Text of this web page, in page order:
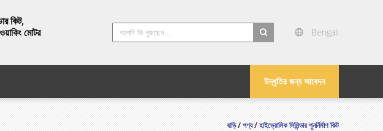
কিট,
মোটর
Bengali
উদ্ধৃতির জন্য আবেদন
বাড়ি/পণ্য/হাইড্রোলিক সিলিন্ডার পুনর্নির্মাণ কিট